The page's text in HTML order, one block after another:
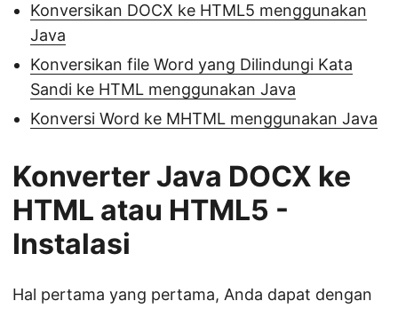
Konversikan DOCX ke HTML5 menggunakan
Java
Konversikan file Word yang Dilindungi Kata
Sandi ke HTML menggunakan Java
Konversi Word ke MHTML menggunakan Java
Konverter Java DOCX ke
HTML atau HTML5 -
Instalasi
Hal pertama yang pertama, Anda dapat dengan